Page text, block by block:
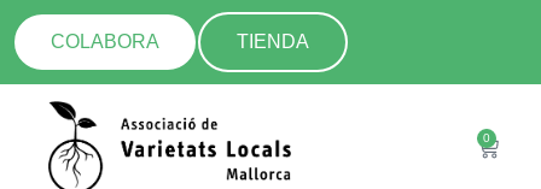
COLABORA TIENDA
0